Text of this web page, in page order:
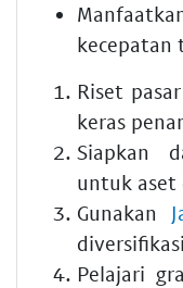
kecepatan
Riset
keras
Siapkan
untuk
Gunakan
Pelajari